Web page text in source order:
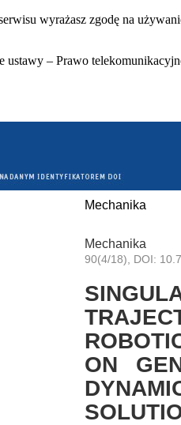
wyrażasz zgodę na
– Prawo
Mechanika
Mechanika
90(4/18), DOI:
ON